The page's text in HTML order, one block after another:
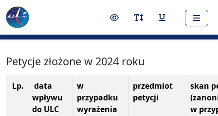
Nawigacja
Treść
Narzędzia dostępności
Przełącz rozmiar
Przełącz
Petycje złożone w 2024 roku
Lp.
data
wpływu
do ULC
w
przypadku
wyrażenia
przedmiot
petycji
skan
w